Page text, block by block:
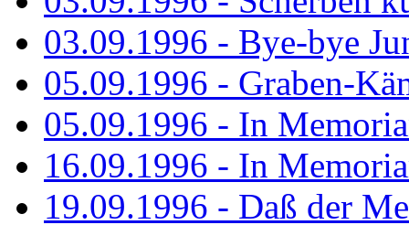
03.09.1996 - Bye-bye
05.09.1996 - Graben-
05.09.1996 - In
16.09.1996 - In
19.09.1996 - Daß der